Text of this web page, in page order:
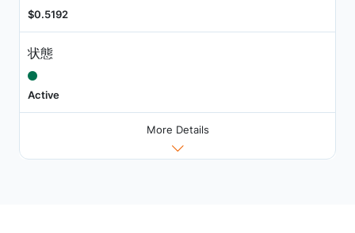
$0.5192
状態
Active
More Details